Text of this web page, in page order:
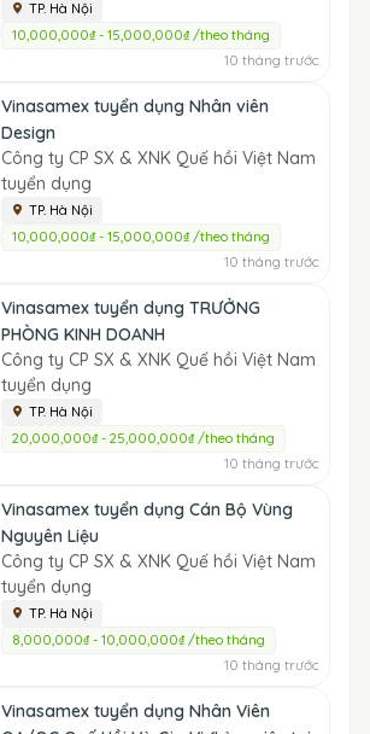
TP. Hà Nội
10,000,000₫ - 15,000,000₫ /theo tháng
10 tháng trước
Vinasamex tuyển dụng Nhân viên
Design
Công ty CP SX & XNK Quế hồi Việt Nam
tuyển dụng
TP. Hà Nội
10,000,000₫ - 15,000,000₫ /theo tháng
10 tháng trước
Vinasamex tuyển dụng TRƯỞNG
PHÒNG KINH DOANH
Công ty CP SX & XNK Quế hồi Việt Nam
tuyển dụng
TP. Hà Nội
20,000,000₫ - 25,000,000₫ /theo tháng
10 tháng trước
Vinasamex tuyển dụng Cán Bộ Vùng
Nguyên Liệu
Công ty CP SX & XNK Quế hồi Việt Nam
tuyển dụng
TP. Hà Nội
8,000,000₫ - 10,000,000₫ /theo tháng
10 tháng trước
Vinasamex tuyển dụng Nhân Viên